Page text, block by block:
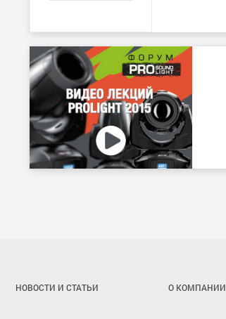
НОВОСТИ И СТАТЬИ О КОМПАНИИ